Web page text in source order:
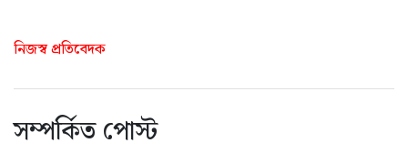
নিজস্ব প্রতিবেদক
সম্পর্কিত পোস্ট